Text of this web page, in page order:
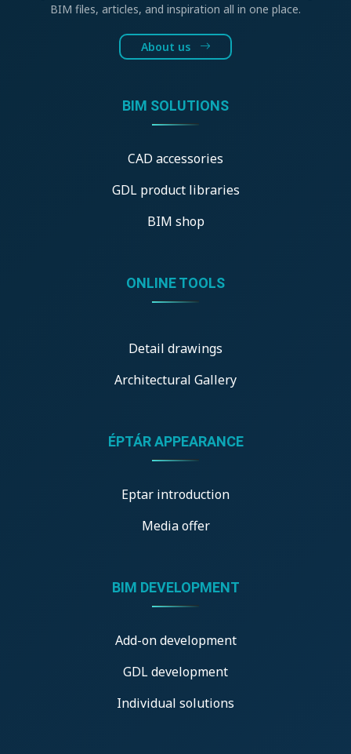
BIM files, articles, and inspiration all in one place.
About us
BIM SOLUTIONS
CAD accessories
GDL product libraries
BIM shop
ONLINE TOOLS
Detail drawings
Architectural Gallery
ÉPTÁR APPEARANCE
Eptar introduction
Media offer
BIM DEVELOPMENT
Add-on development
GDL development
Individual solutions